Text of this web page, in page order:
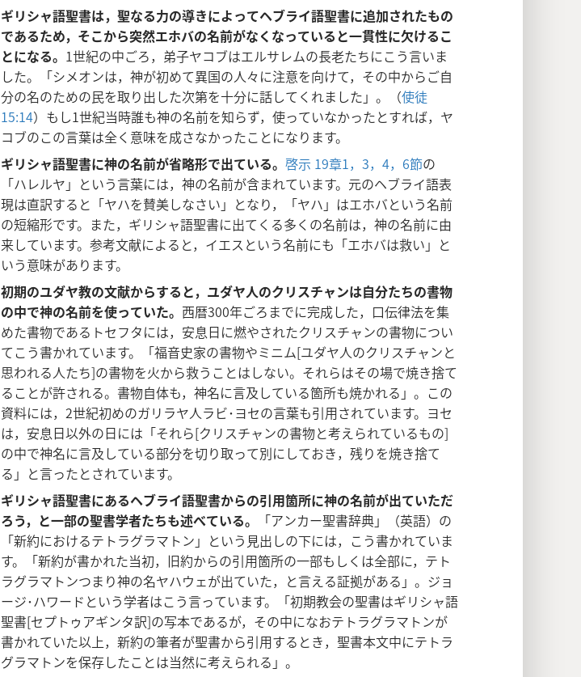
ギリシャ語聖書は，聖なる力の導きによってヘブライ語聖書に追加されたもの
であるため，そこから突然エホバの名前がなくなっていると一貫性に欠けるこ
とになる。 1世紀の中ごろ，弟子ヤコブはエルサレムの長老たちにこう言いま
した。「シメオンは，神が初めて異国の人々に注意を向けて，その中からご自
分の名のための民を取り出した次第を十分に話してくれました」。（使徒
15:14）もし1世紀当時誰も神の名前を知らず，使っていなかったとすれば，ヤ
コブのこの言葉は全く意味を成さなかったことになります。
ギリシャ語聖書に神の名前が省略形で出ている。 啓示 19章1， 3，4， 6節の
「ハレルヤ」という言葉には，神の名前が含まれています。元のヘブライ語表
現は直訳すると「ヤハを賛美しなさい」となり，「ヤハ」はエホバという名前
の短縮形です。また，ギリシャ語聖書に出てくる多くの名前は，神の名前に由
来しています。参考文献によると，イエスという名前にも「エホバは救い」と
いう意味があります。
初期のユダヤ教の文献からすると，ユダヤ人のクリスチャンは自分たちの書物
の中で神の名前を使っていた。 西暦300年ごろまでに完成した，口伝律法を集
めた書物であるトセフタには，安息日に燃やされたクリスチャンの書物につい
てこう書かれています。「福音史家の書物やミニム[ユダヤ人のクリスチャンと
思われる人たち]の書物を火から救うことはしない。それらはその場で焼き捨て
ることが許される。書物自体も，神名に言及している箇所も焼かれる」。この
資料には，2世紀初めのガリラヤ人ラビ･ヨセの言葉も引用されています。ヨセ
は，安息日以外の日には「それら[クリスチャンの書物と考えられているもの]
の中で神名に言及している部分を切り取って別にしておき，残りを焼き捨て
る」と言ったとされています。
ギリシャ語聖書にあるヘブライ語聖書からの引用箇所に神の名前が出ていただ
ろう，と一部の聖書学者たちも述べている。
「アンカー聖書辞典」（英語）の
「新約におけるテトラグラマトン」という見出しの下には，こう書かれていま
す。「新約が書かれた当初，旧約からの引用箇所の一部もしくは全部に，テト
ラグラマトンつまり神の名ヤハウェが出ていた，と言える証拠がある」。ジョ
ージ･ハワードという学者はこう言っています。「初期教会の聖書はギリシャ語
聖書[セプトゥアギンタ訳]の写本であるが，その中になおテトラグラマトンが
書かれていた以上，新約の筆者が聖書から引用するとき，聖書本文中にテトラ
グラマトンを保存したことは当然に考えられる」。